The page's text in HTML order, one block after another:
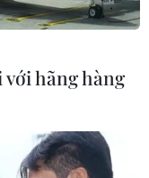
buổi sáng”
Phong
mỗi ngày nên
chuyện trẻ
trò chơi, khi
mộng, nỗi sợ
hãng hàng